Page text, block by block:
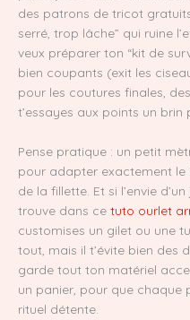
des patrons de tricot
serré, trop lâche” qui ruine
veux préparer ton “kit de
bien coupants (exit les
pour les coutures finales,
t’essayes aux points un brin
Pense pratique : un petit
pour adapter exactement
de la fillette. Et si l’envie
trouve dans ce tuto ourlet
customises un gilet ou une
tout, mais il t’évite bien des
garde tout ton matériel
un panier, pour que chaque
rituel détente.